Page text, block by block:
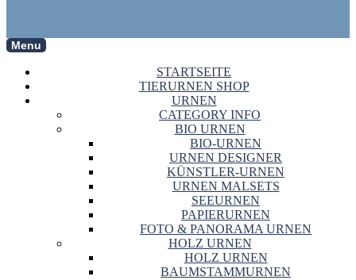
Menu
STARTSEITE
TIERURNEN SHOP
URNEN
CATEGORY INFO
BIO URNEN
BIO-URNEN
URNEN DESIGNER
KÜNSTLER-URNEN
URNEN MALSETS
SEEURNEN
PAPIERURNEN
FOTO & PANORAMA URNEN
HOLZ URNEN
HOLZ URNEN
BAUMSTAMMURNEN